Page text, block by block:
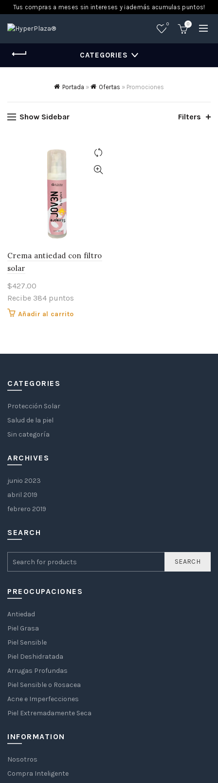
Tus compras a meses sin intereses y ¡además acumulas puntos!
0 0
CATEGORIES
Portada » Ofertas » Promociones
Show Sidebar Filters
Crema antiedad con filtro
solar
$427.00
Recibe 384 puntos
Añadir al carrito
CATEGORIES
Protección Solar
Salud de la piel
Sin categoría
ARCHIVES
junio 2023
abril 2019
febrero 2019
SEARCH
SEARCH
PREOCUPACIONES
Antiedad
Piel Grasa
Piel Sensible
Piel Deshidratada
Arrugas Profundas
Piel Sensible o Rosacea
Acne e Imperfecciones
Piel Extremadamente Seca
INFORMATION
Nosotros
Compra Inteligente